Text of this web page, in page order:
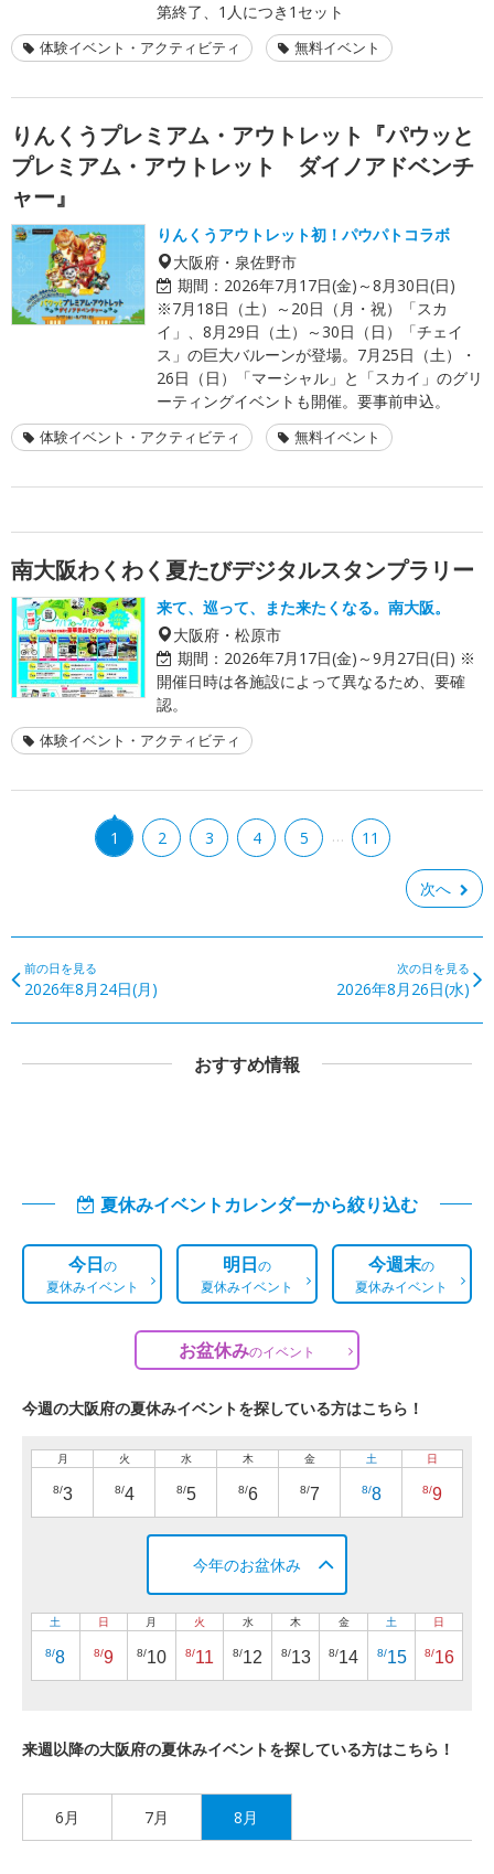
第終了、1人につき1セット
体験イベント・アクティビティ 無料イベント
りんくうプレミアム・アウトレット『パウッと
プレミアム・アウトレット ダイノアドベンチ
ャー』
りんくうアウトレット初！パウパトコラボ
大阪府・泉佐野市
期間： 2026年7月17日(金)～8月30日(日)
※7月18日（土）～20日（月・祝）「スカ
イ」、8月29日（土）～30日（日）「チェイ
ス」の巨大バルーンが登場。7月25日（土）・
26日（日）「マーシャル」と「スカイ」のグリ
ーティングイベントも開催。要事前申込。
体験イベント・アクティビティ 無料イベント
南大阪わくわく夏たびデジタルスタンプラリー
来て、巡って、また来たくなる。南大阪。
大阪府・松原市
期間： 2026年7月17日(金)～9月27日(日) ※
開催日時は各施設によって異なるため、要確
認。
体験イベント・アクティビティ
1 2 3 4 5 … 11
次へ
前の日を見る
2026年8月24日(月)
次の日を見る
2026年8月26日(水)
おすすめ情報
夏休みイベントカレンダーから絞り込む
今日の
夏休みイベント
明日の
夏休みイベント
今週末の
夏休みイベント
お盆休みのイベント
今週の大阪府の夏休みイベントを探している方はこちら！
月
8/3
火
8/4
水
8/5
木
8/6
金
8/7
土
8/8
日
8/9
今年のお盆休み
土
8/8
日
8/9
月
8/10
火
8/11
水
8/12
木
8/13
金
8/14
土
8/15
日
8/16
来週以降の大阪府の夏休みイベントを探している方はこちら！
6月 7月 8月